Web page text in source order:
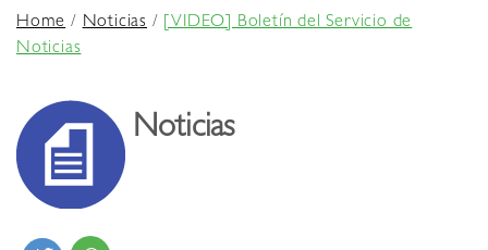
Home/Noticias /
[VIDEO] Boletín del Servicio de
Noticias
Noticias